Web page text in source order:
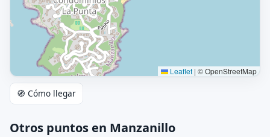
Leaflet | © OpenStreetMap
🧭 Cómo llegar
Otros puntos en Manzanillo